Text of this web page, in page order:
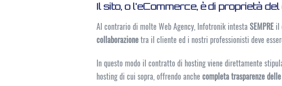
Il sito, o l'eCommerce, è di proprietà
Al contrario di molte Web Agency, Infotronik intesta SEMPRE il
collaborazionetra il cliente ed i nostri professionisti deve
In questo modo il contratto di hosting viene direttamente
hosting di cui sopra, offrendo anche completa trasparenze